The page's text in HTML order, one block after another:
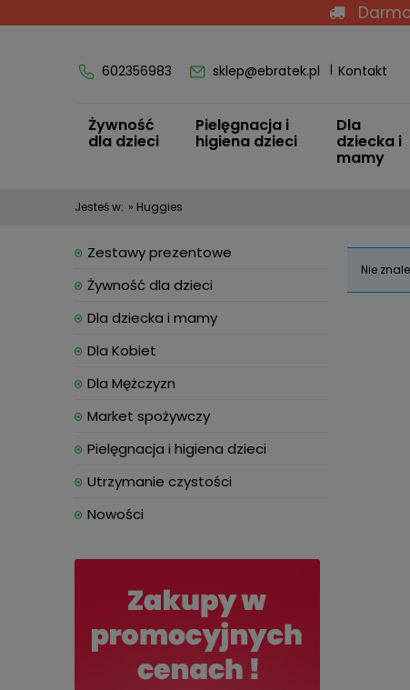
602356983 sklep@ebratek.pl Kontakt
Żywność
dla dzieci
Pielęgnacja i
higiena dzieci
Dla
dziecka i
mamy
Jesteś w: » Huggies
Zestawy prezentowe
Żywność dla dzieci
Dla dziecka i mamy
Dla Kobiet
Dla Mężczyzn
Market spożywczy
Pielęgnacja i higiena dzieci
Utrzymanie czystości
Nowości
Nie